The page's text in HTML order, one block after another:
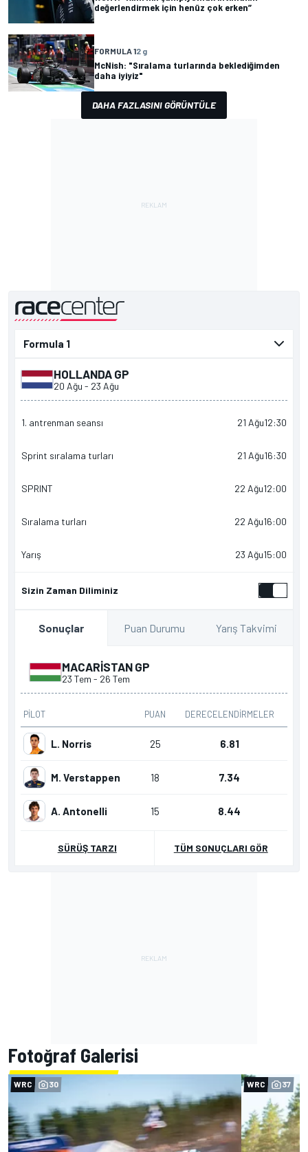
değerlendirmek için henüz çok erken”
FORMULA 12 g
McNish: "Sıralama turlarında beklediğimden
daha iyiyiz"
DAHA FAZLASINI GÖRÜNTÜLE
Fotoğraf Galerisi
WRC 30 WRC 37
HOLLANDA GP
20 Ağu - 23 Ağu
1. antrenman seansı 21 Ağu12:30
Sprint sıralama turları 21 Ağu16:30
SPRINT 22 Ağu12:00
Sıralama turları 22 Ağu16:00
Yarış 23 Ağu15:00
Sizin Zaman Diliminiz
Sonuçlar Puan Durumu Yarış Takvimi
MACARISTAN GP
23 Tem - 26 Tem
PILOT PUAN DERECELENDIRMELER
L. Norris 25 6.81
M. Verstappen 18 7.34
A. Antonelli 15 8.44
SÜRÜŞ TARZI TÜM SONUÇLARI GÖR